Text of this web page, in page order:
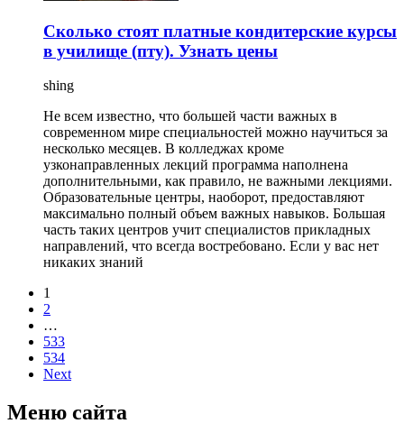
Сколько стоят платные кондитерские курсы
в училище (пту). Узнать цены
shing
Не всем известно, что большей части важных в
современном мире специальностей можно научиться за
несколько месяцев. В колледжах кроме
узконаправленных лекций программа наполнена
дополнительными, как правило, не важными лекциями.
Образовательные центры, наоборот, предоставляют
максимально полный объем важных навыков. Большая
часть таких центров учит специалистов прикладных
направлений, что всегда востребовано. Если у вас нет
никаких знаний
1
2
…
533
534
Next
Меню сайта